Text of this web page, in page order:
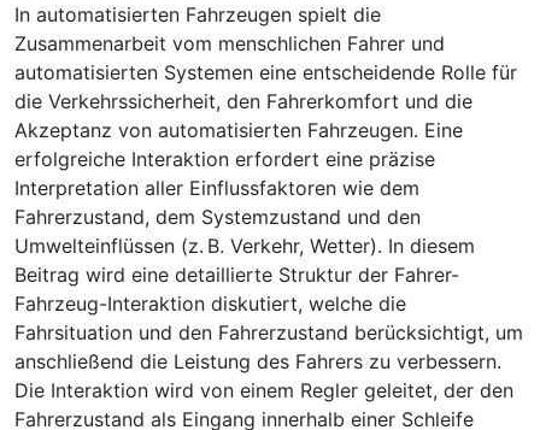
In automatisierten Fahrzeugen spielt die
Zusammenarbeit vom menschlichen Fahrer und
automatisierten Systemen eine entscheidende Rolle für
die Verkehrssicherheit, den Fahrerkomfort und die
Akzeptanz von automatisierten Fahrzeugen. Eine
erfolgreiche Interaktion erfordert eine präzise
Interpretation aller Einflussfaktoren wie dem
Fahrerzustand, dem Systemzustand und den
Umwelteinflüssen (z. B. Verkehr, Wetter). In diesem
Beitrag wird eine detaillierte Struktur der Fahrer-
Fahrzeug-Interaktion diskutiert, welche die
Fahrsituation und den Fahrerzustand berücksichtigt, um
anschließend die Leistung des Fahrers zu verbessern.
Die Interaktion wird von einem Regler geleitet, der den
Fahrerzustand als Eingang innerhalb einer Schleife